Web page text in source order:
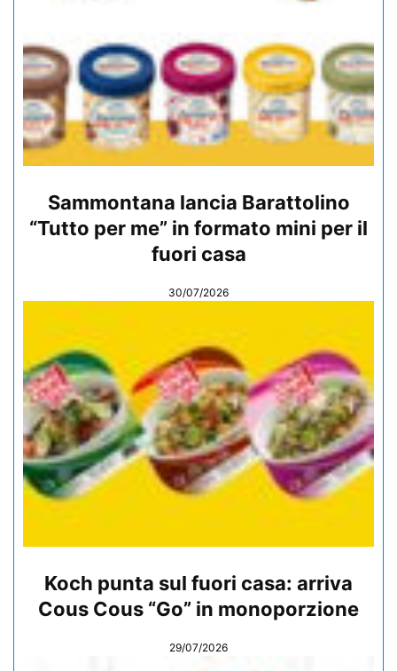
Sammontana lancia Barattolino
“Tutto per me” in formato mini per il
fuori casa
30/07/2026
Koch punta sul fuori casa: arriva
Cous Cous “Go” in monoporzione
29/07/2026